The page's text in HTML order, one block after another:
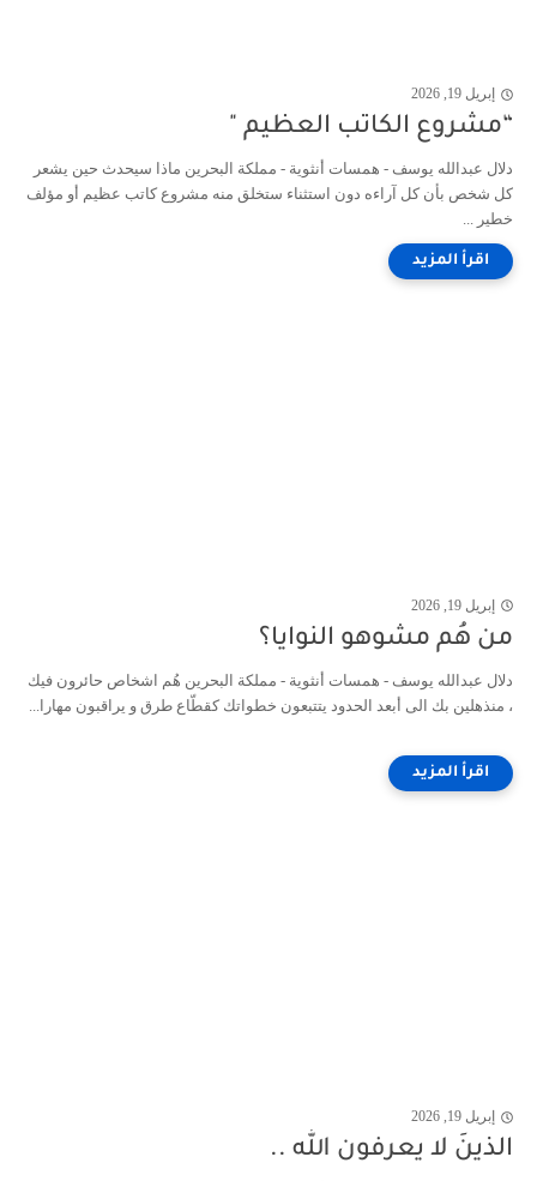
إبريل 19, 2026
“مشروع الكاتب العظيم "
دلال عبدالله يوسف - همسات أنثوية - مملكة البحرين ماذا سيحدث حين يشعر
كل شخص بأن كل آراءه دون استثناء ستخلق منه مشروع كاتب عظيم أو مؤلف
خطير ...
إبريل 19, 2026
من هُم مشوهو النوايا؟
دلال عبدالله يوسف - همسات أنثوية - مملكة البحرين هُم اشخاص حائرون فيك
، منذهلين بك الى أبعد الحدود يتتبعون خطواتك كقطّاع طرق و يراقبون مهارا...
إبريل 19, 2026
الذينَ لا يعرفون الله ..